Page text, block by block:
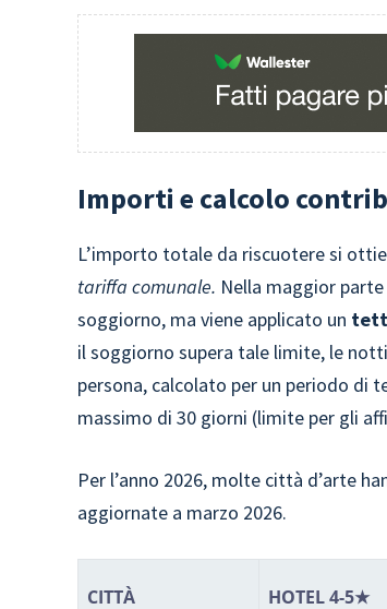
Importi e calcolo
L’importo totale da riscuotere si
tariffa comunale. Nella maggior
soggiorno, ma viene applicato un
il soggiorno supera tale limite, le
persona, calcolato per un periodo di
massimo di 30 giorni (limite per gli
Per l’anno 2026, molte città d’arte
aggiornate a marzo 2026.
CITTÀ HOTEL 4-5★